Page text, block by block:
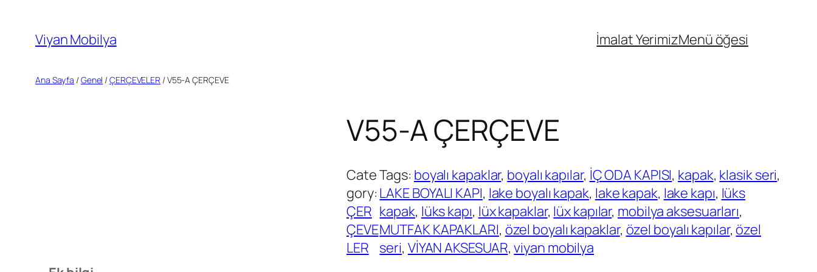
Viyan Mobilya İmalat YerimizMenü öğesi
Ana Sayfa /Genel /ÇERÇEVELER / V55-A ÇERÇEVE
V55-A ÇERÇEVE
Cate
gory:
ÇER
ÇEVE
LER
Tags: boyalı kapaklar, boyalı kapılar, İÇ ODA KAPISI, kapak, klasik seri
LAKE BOYALI KAPI, lake boyalı kapak, lake kapak, lake kapı, lüks
kapak, lüks kapı, lüx kapaklar, lüx kapılar, mobilya aksesuarları
MUTFAK KAPAKLARI, özel boyalı kapaklar, özel boyalı kapılar, özel
seri, VİYAN AKSESUAR, viyan mobilya